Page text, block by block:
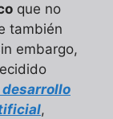
que no
también
embargo,
desarrollo
,